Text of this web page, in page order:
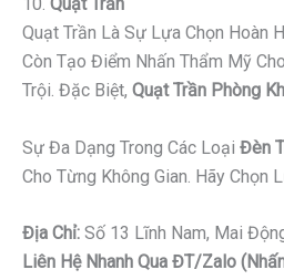
Quạt Trần Là Sự Lựa Chọn Hoàn
Còn Tạo Điểm Nhấn Thẩm Mỹ
Trội. Đặc Biệt, Quạt Trần Phòng
Sự Đa Dạng Trong Các Loại Đèn
Cho Từng Không Gian. Hãy Chọn
Địa Chỉ: Số 13 Lĩnh Nam, Mai
Liên Hệ Nhanh Qua ĐT/Zalo